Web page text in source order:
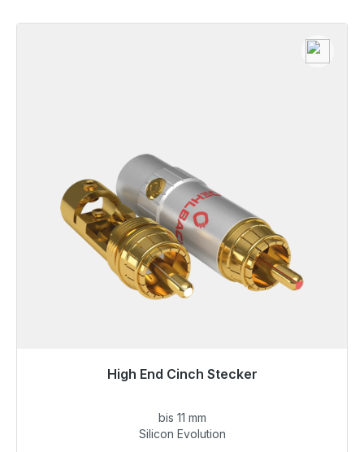
High End Cinch Stecker
Готовы к немедленной отправке, срок поставки
33,49 €
bis 11 mm
Silicon Evolution